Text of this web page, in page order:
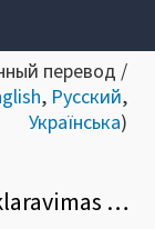
перевод /
, Русский,
Українська)
Pirmasis nuotolinis pajamų deklaravimas baigėsi – daugiau nei 1,35 mln. gyventojų sėkmingai deklaravo pajamas